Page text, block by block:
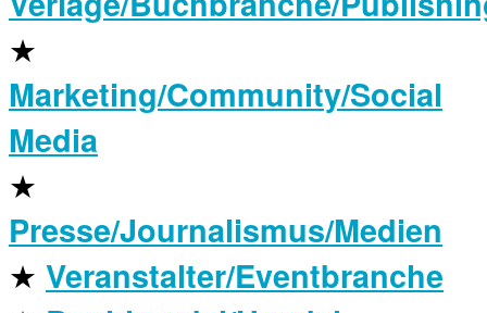
★
Marketing/Community/Social
Media
★
Presse/Journalismus/Medien
★ Veranstalter/Eventbranche